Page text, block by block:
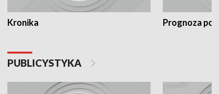
Kronika Prognoza
PUBLICYSTYKA